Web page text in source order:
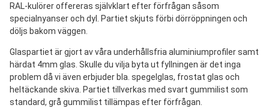
RAL-kulörer offereras självklart efter förfrågan såsom
specialnyanser och dyl. Partiet skjuts förbi dörröppningen och
döljs bakom väggen.
Glaspartiet är gjort av våra underhållsfria aluminiumprofiler samt
härdat 4mm glas. Skulle du vilja byta ut fyllningen är det inga
problem då vi även erbjuder bla. spegelglas, frostat glas och
heltäckande skiva. Partiet tillverkas med svart gummilist som
standard, grå gummilist tillämpas efter förfrågan.